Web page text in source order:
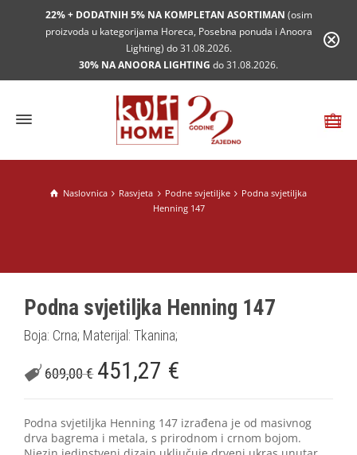
22% + DODATNIH 5% NA KOMPLETAN ASORTIMAN (osim
proizvoda u kategorijama Horeca, Posebna ponuda i Anoora
Lighting) do 31.08.2026.
30% NA ANOORA LIGHTING do 31.08.2026.
Naslovnica Rasvjeta Podne svjetiljke
Podna svjetiljka
Henning 147
Podna svjetiljka Henning 147
Boja: Crna; Materijal: Tkanina;
609,00€ 451,27 €
Podna svjetiljka Henning 147 izrađena je od masivnog
drva bagrema i metala, s prirodnom i crnom bojom.